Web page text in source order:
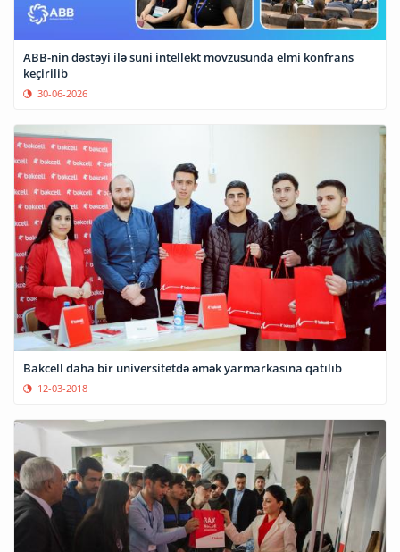
ABB-nin dəstəyi ilə süni intellekt mövzusunda elmi konfrans
keçirilib
30-06-2026
Bakcell daha bir universitetdə əmək yarmarkasına qatılıb
12-03-2018